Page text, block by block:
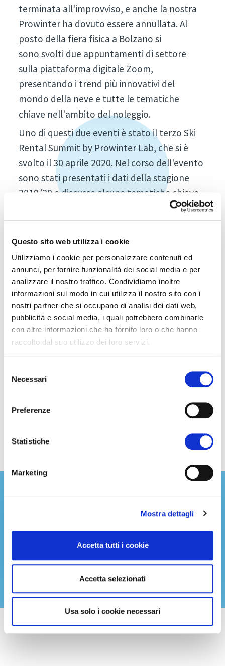
Questo sito web utilizza i cookie
Utilizziamo i cookie per personalizzare contenuti ed
annunci, per fornire funzionalità dei social media e per
analizzare il nostro traffico. Condividiamo inoltre
informazioni sul modo in cui utilizza il nostro sito con i
nostri partner che si occupano di analisi dei dati web,
pubblicità e social media, i quali potrebbero combinarle
con altre informazioni che ha fornito loro o che hanno
raccolto dal suo utilizzo dei loro servizi.
delNecessari
Preferenze
Statistiche
Marketing
Mostra dettagli
Accetta tutti i cookie
Accetta selezionati
Usa solo i cookie necessari
terminata all'improvviso, e anche la nostra
Prowinter ha dovuto essere annullata. Al
posto della fiera fisica a Bolzano si
sono svolti due appuntamenti di settore
sulla piattaforma digitale Zoom,
presentando i trend più innovativi del
mondo della neve e tutte le tematiche
chiave nell'ambito del noleggio.
Uno di questi due eventi è stato il terzo Ski
Rental Summit by Prowinter Lab, che si è
svolto il 30 aprile 2020. Nel corso dell'evento
sono stati presentati i dati della stagione
2019/20 e discusse alcune tematiche chiave
riuscito a partecipare abbiamo pubblicato
una bella parte dei contenuti presentati al
Summit. Cliccando sul bottone sottostante
trovi quindi il report completo dei dati
2019/2020, interviste e approfondimenti
sulle nuove normative ISO,
sulla responsabilità legale dei noleggiatori, la
formazione, così come i vantaggi
Ti invitiamo a scoprire tutte le interviste e
appuntamento di Prowinter Digital!
Approfondisci!
approfondimenti sul mondo rental a portata